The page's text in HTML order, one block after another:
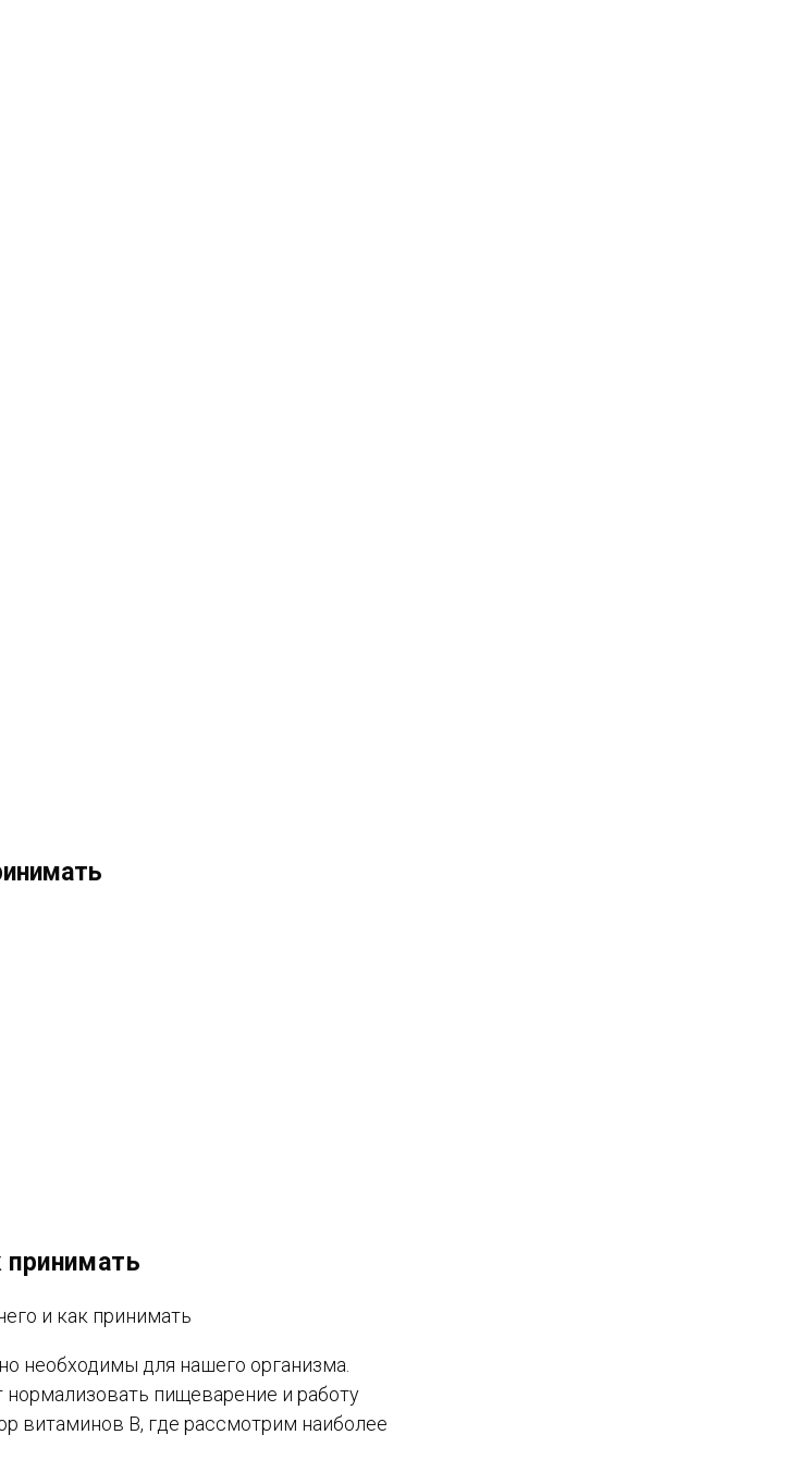
необходимы для нашего организма.
пищеварение и работу
витаминов В, где рассмотрим наиболее